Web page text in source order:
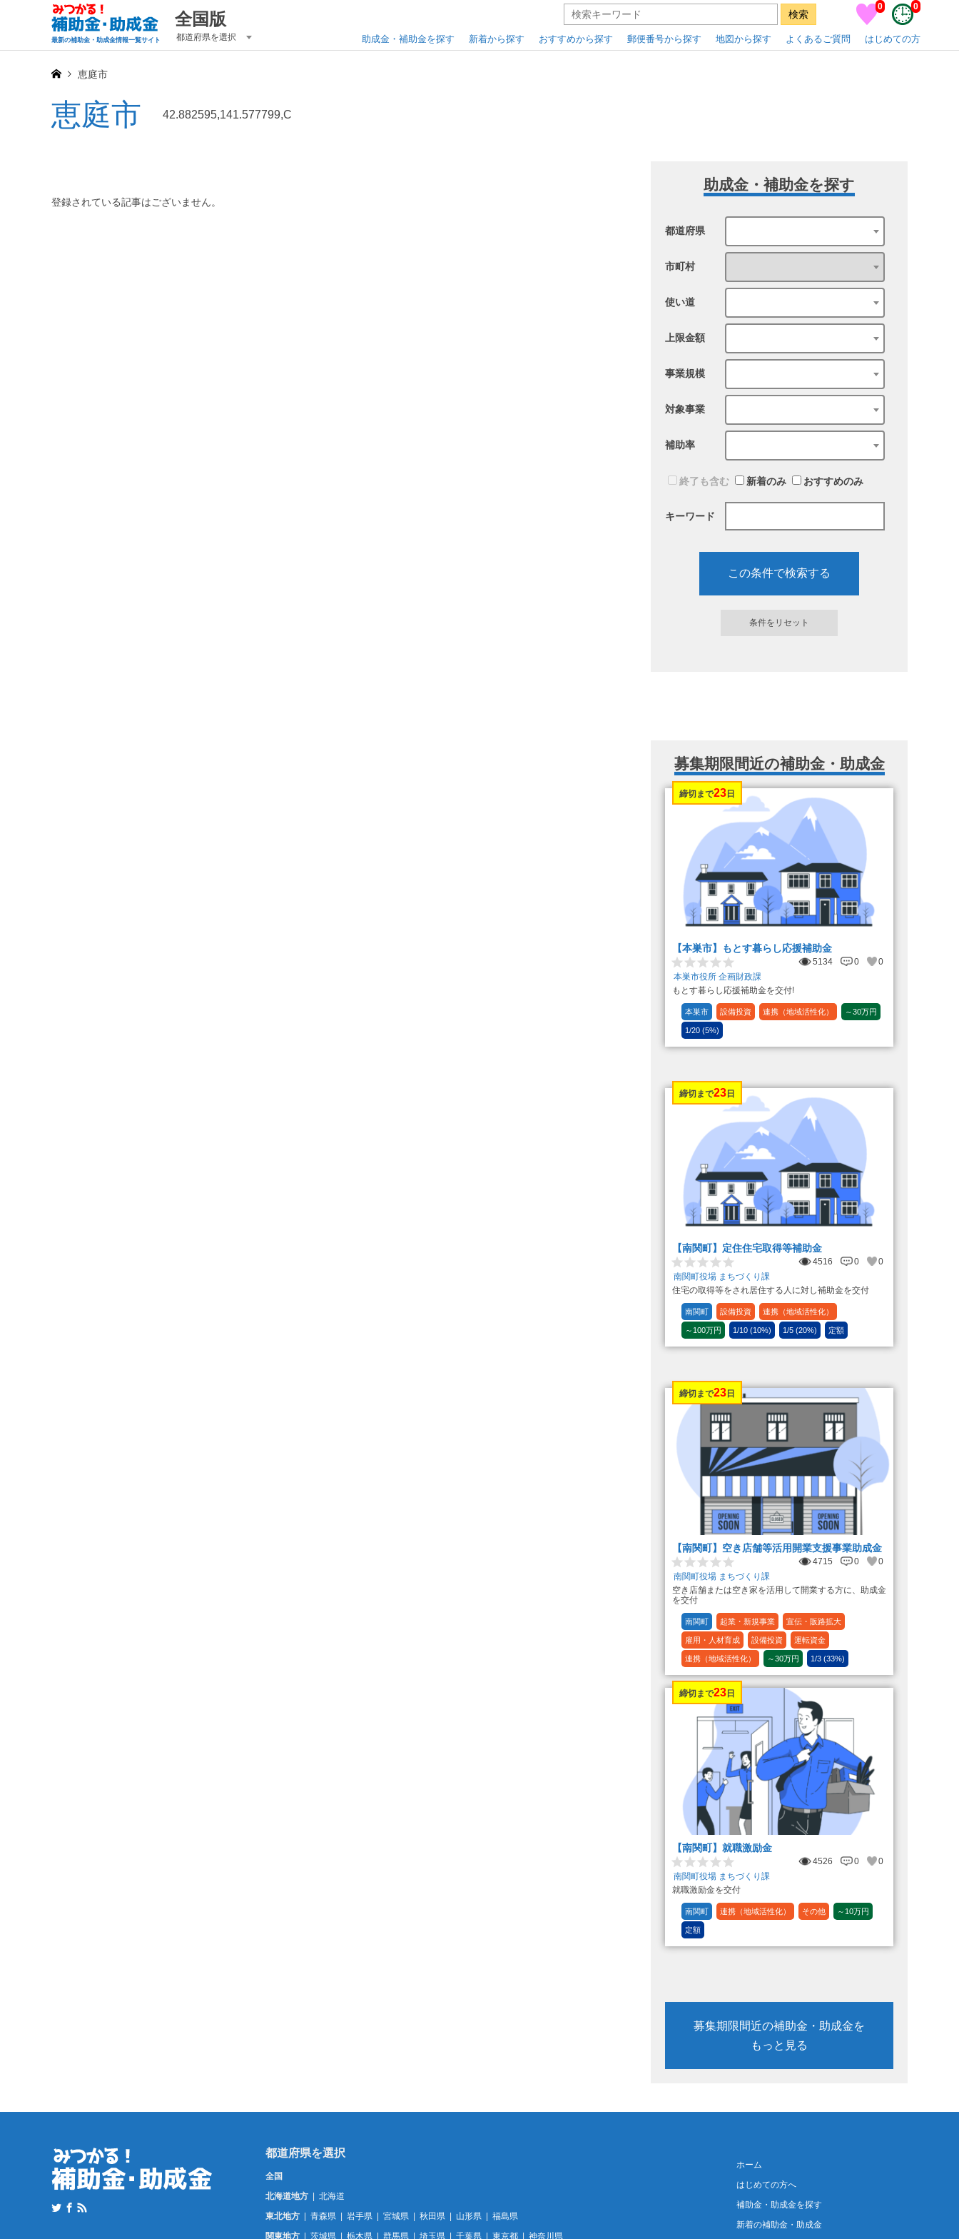
最新の補助金・助成金情報一覧サイト
全国版
都道府県を選択
0 0
助成金・補助金を探す 新着から探す おすすめから探す 郵便番号から探す 地図から探す よくあるご質問 はじめての方
恵庭市
恵庭市 42.882595,141.577799,C
登録されている記事はございません。
助成金・補助金を探す
都道府県
市町村
使い道
上限金額
事業規模
対象事業
補助率
終了も含む 新着のみ おすすめのみ
キーワード
募集期限間近の補助金・助成金
締切まで23 日
【本巣市】もとす暮らし応援補助金
5134 0
0
本巣市役所 企画財政課
もとす暮らし応援補助金を交付!
本巣市 設備投資 連携（地域活性化） ～30万円
1/20 (5%)
締切まで23 日
【南関町】定住住宅取得等補助金
4516 0
0
南関町役場 まちづくり課
住宅の取得等をされ居住する人に対し補助金を交付
南関町 設備投資 連携（地域活性化）
～100万円 1/10 (10%) 1/5 (20%) 定額
締切まで23 日
【南関町】空き店舗等活用開業支援事業助成金
4715 0
0
南関町役場 まちづくり課
空き店舗または空き家を活用して開業する方に、助成金
を交付
南関町 起業・新規事業 宣伝・販路拡大
雇用・人材育成 設備投資 運転資金
連携（地域活性化） ～30万円 1/3 (33%)
締切まで23 日
【南関町】就職激励金
4526 0
0
南関町役場 まちづくり課
就職激励金を交付
南関町 連携（地域活性化） その他 ～10万円
定額
募集期限間近の補助金・助成金を
もっと見る
全国
北海道地方
北海道
東北地方
青森県 岩手県 宮城県 秋田県 山形県
福島県
関東地方
茨城県 栃木県 群馬県 埼玉県 千葉県 東京都 神奈川県
ホーム
はじめての方へ
補助金・助成金を探す
新着の補助金・助成金